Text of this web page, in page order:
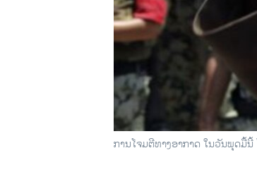
ການໂຈມຕີທາງອາກາດ ໃນວັນພຸດມື້